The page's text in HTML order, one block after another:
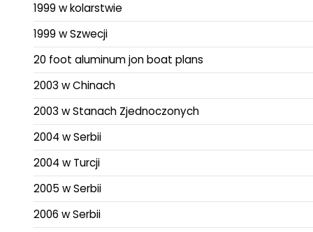
1999 w kolarstwie
1999 w Szwecji
20 foot aluminum jon boat plans
2003 w Chinach
2003 w Stanach Zjednoczonych
2004 w Serbii
2004 w Turcji
2005 w Serbii
2006 w Serbii